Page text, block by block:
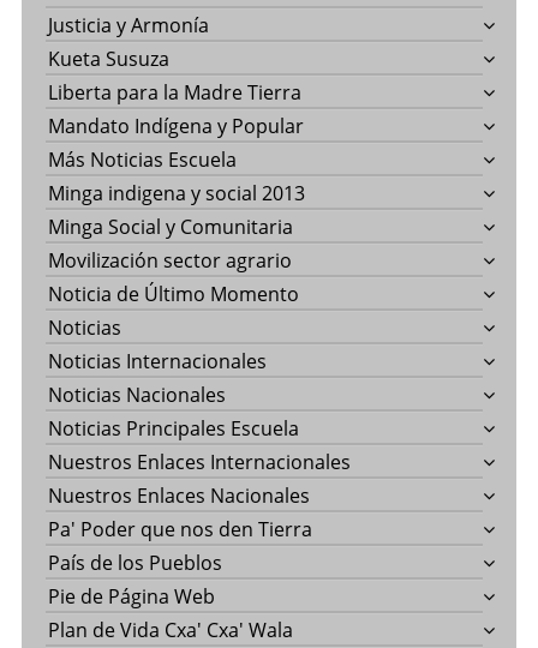
Justicia y Armonía
Kueta Susuza
Liberta para la Madre Tierra
Mandato Indígena y Popular
Más Noticias Escuela
Minga indigena y social 2013
Minga Social y Comunitaria
Movilización sector agrario
Noticia de Último Momento
Noticias
Noticias Internacionales
Noticias Nacionales
Noticias Principales Escuela
Nuestros Enlaces Internacionales
Nuestros Enlaces Nacionales
Pa' Poder que nos den Tierra
País de los Pueblos
Pie de Página Web
Plan de Vida Cxa' Cxa' Wala